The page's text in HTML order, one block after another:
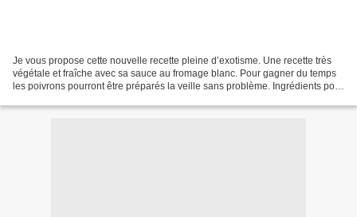
Je vous propose cette nouvelle recette pleine d’exotisme. Une recette très
végétale et fraîche avec sa sauce au fromage blanc. Pour gagner du temps
les poivrons pourront être préparés la veille sans problème. Ingrédients pour